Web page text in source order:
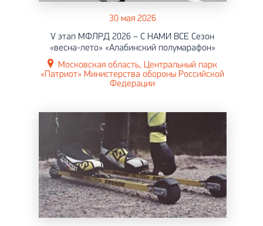
30 мая 2026
V этап МФЛРД 2026 – С НАМИ ВСЕ Сезон
«весна-лето» «Алабинский полумарафон»
Московская область, Центральный парк
«Патриот» Министерства обороны Российской
Федерации